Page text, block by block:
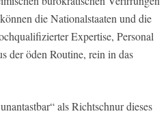
die Nationalstaaten und die
Expertise, Personal
der öden Routine, rein in das
als Richtschnur dieses